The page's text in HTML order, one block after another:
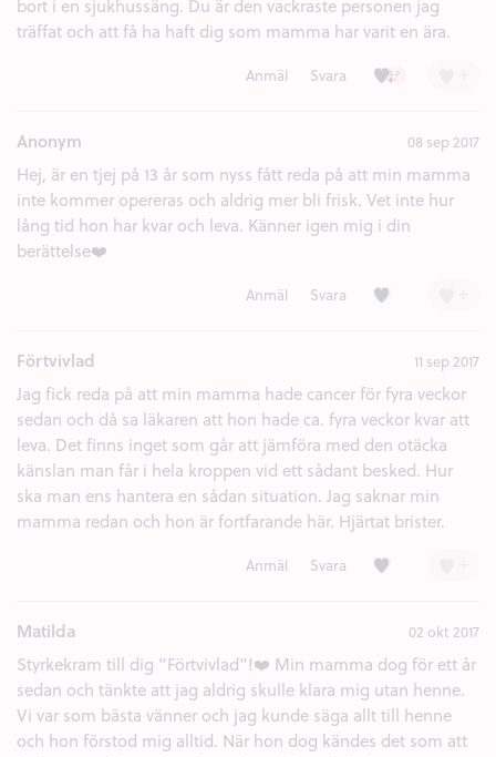
bort i en sjukhussäng. Du är den vackraste personen jag
träffat och att få ha haft dig som mamma har varit en ära.
Anmäl Svara Kärlek (9)
Ledsen (3)
Anonym 08 sep 2017
Hej, är en tjej på 13 år som nyss fått reda på att min mamma
inte kommer opereras och aldrig mer bli frisk. Vet inte hur
lång tid hon har kvar och leva. Känner igen mig i din
berättelse❤️
Anmäl Svara Kärlek (6)
Förtvivlad 11 sep 2017
Jag fick reda på att min mamma hade cancer för fyra veckor
sedan och då sa läkaren att hon hade ca. fyra veckor kvar att
leva. Det finns inget som går att jämföra med den otäcka
känslan man får i hela kroppen vid ett sådant besked. Hur
ska man ens hantera en sådan situation. Jag saknar min
mamma redan och hon är fortfarande här. Hjärtat brister.
Anmäl Svara Kärlek (3)
Matilda 02 okt 2017
Styrkekram till dig ”Förtvivlad”!❤️ Min mamma dog för ett år
sedan och tänkte att jag aldrig skulle klara mig utan henne.
Vi var som bästa vänner och jag kunde säga allt till henne
och hon förstod mig alltid. När hon dog kändes det som att